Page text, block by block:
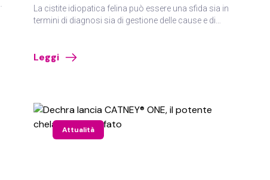
Diagnosi per immagini Fisiologia
Nefrologia/urologia Neurologia
La cistite idiopatica felina può essere una sfida sia in
termini di diagnosi sia di gestione delle cause e di
Leggi
Attualità